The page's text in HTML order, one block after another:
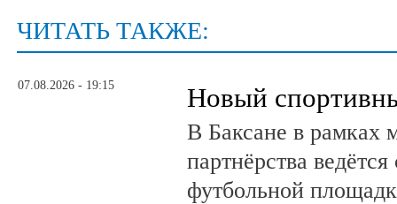
ЧИТАТЬ ТАКЖЕ:
07.08.2026 - 19:15 Новый
В Баксане в рамках
партнёрства
футбольной